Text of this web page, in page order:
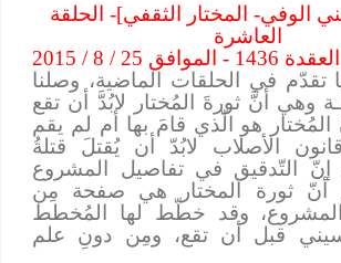
الوفي- المختار الثقفي]- الحلقة
العاشرة
في الحلقات الماضية، وصلنا
وهي أنَّ ثورةَ المُختار لابُدَّ أن تقع
هو الّذي قامَ بها أم لم يقم
الأصلاب لابُدّ أن يُقتلَ قتلةُ
التّدقيق في تفاصيل المشروع
أنّ ثورة المختار هي صفحة مِن
وقد خطّط لها المُخطط
قبل أن تقع، ومِن دونِ علم